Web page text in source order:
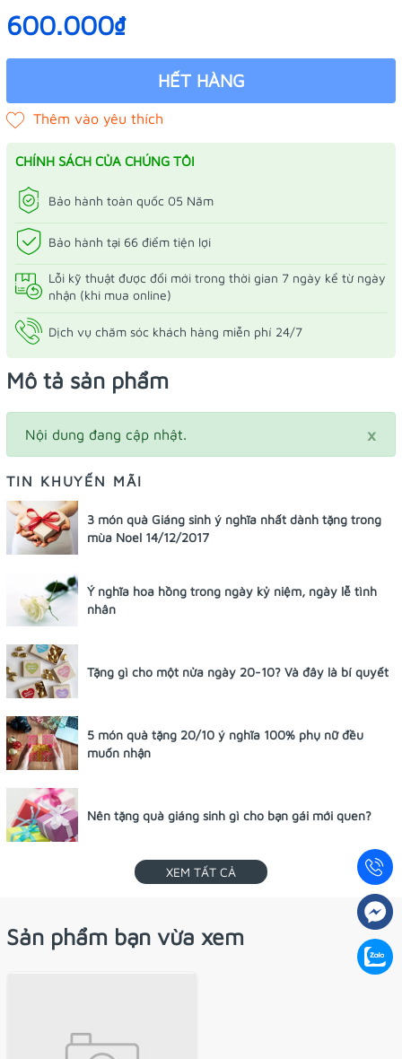
600.000₫
HẾT HÀNG
CHÍNH SÁCH CỦA CHÚNG TÔI
Bảo hành toàn quốc 05 Năm
Bảo hành tại 66 điểm tiện lợi
Lỗi kỹ thuật được đổi mới trong thời gian 7 ngày kể từ ngày
nhận (khi mua online)
Dịch vụ chăm sóc khách hàng miễn phí 24/7
Mô tả sản phẩm
×
Nội dung đang cập nhật.
TIN KHUYẾN MÃI
3 món quà Giáng sinh ý nghĩa nhất dành tặng trong
mùa Noel 14/12/2017
Ý nghĩa hoa hồng trong ngày kỷ niệm, ngày lễ tình
nhân
Tặng gì cho một nửa ngày 20-10? Và đây là bí quyết
5 món quà tặng 20/10 ý nghĩa 100% phụ nữ đều
muốn nhận
Nên tặng quà giáng sinh gì cho bạn gái mới quen?
XEM TẤT CẢ
Sản phẩm bạn vừa xem